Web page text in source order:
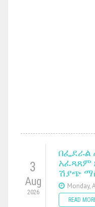
3
Aug
2026
በፌደራል
አፈጻጸም
ሽያጭ
Monday,
READ